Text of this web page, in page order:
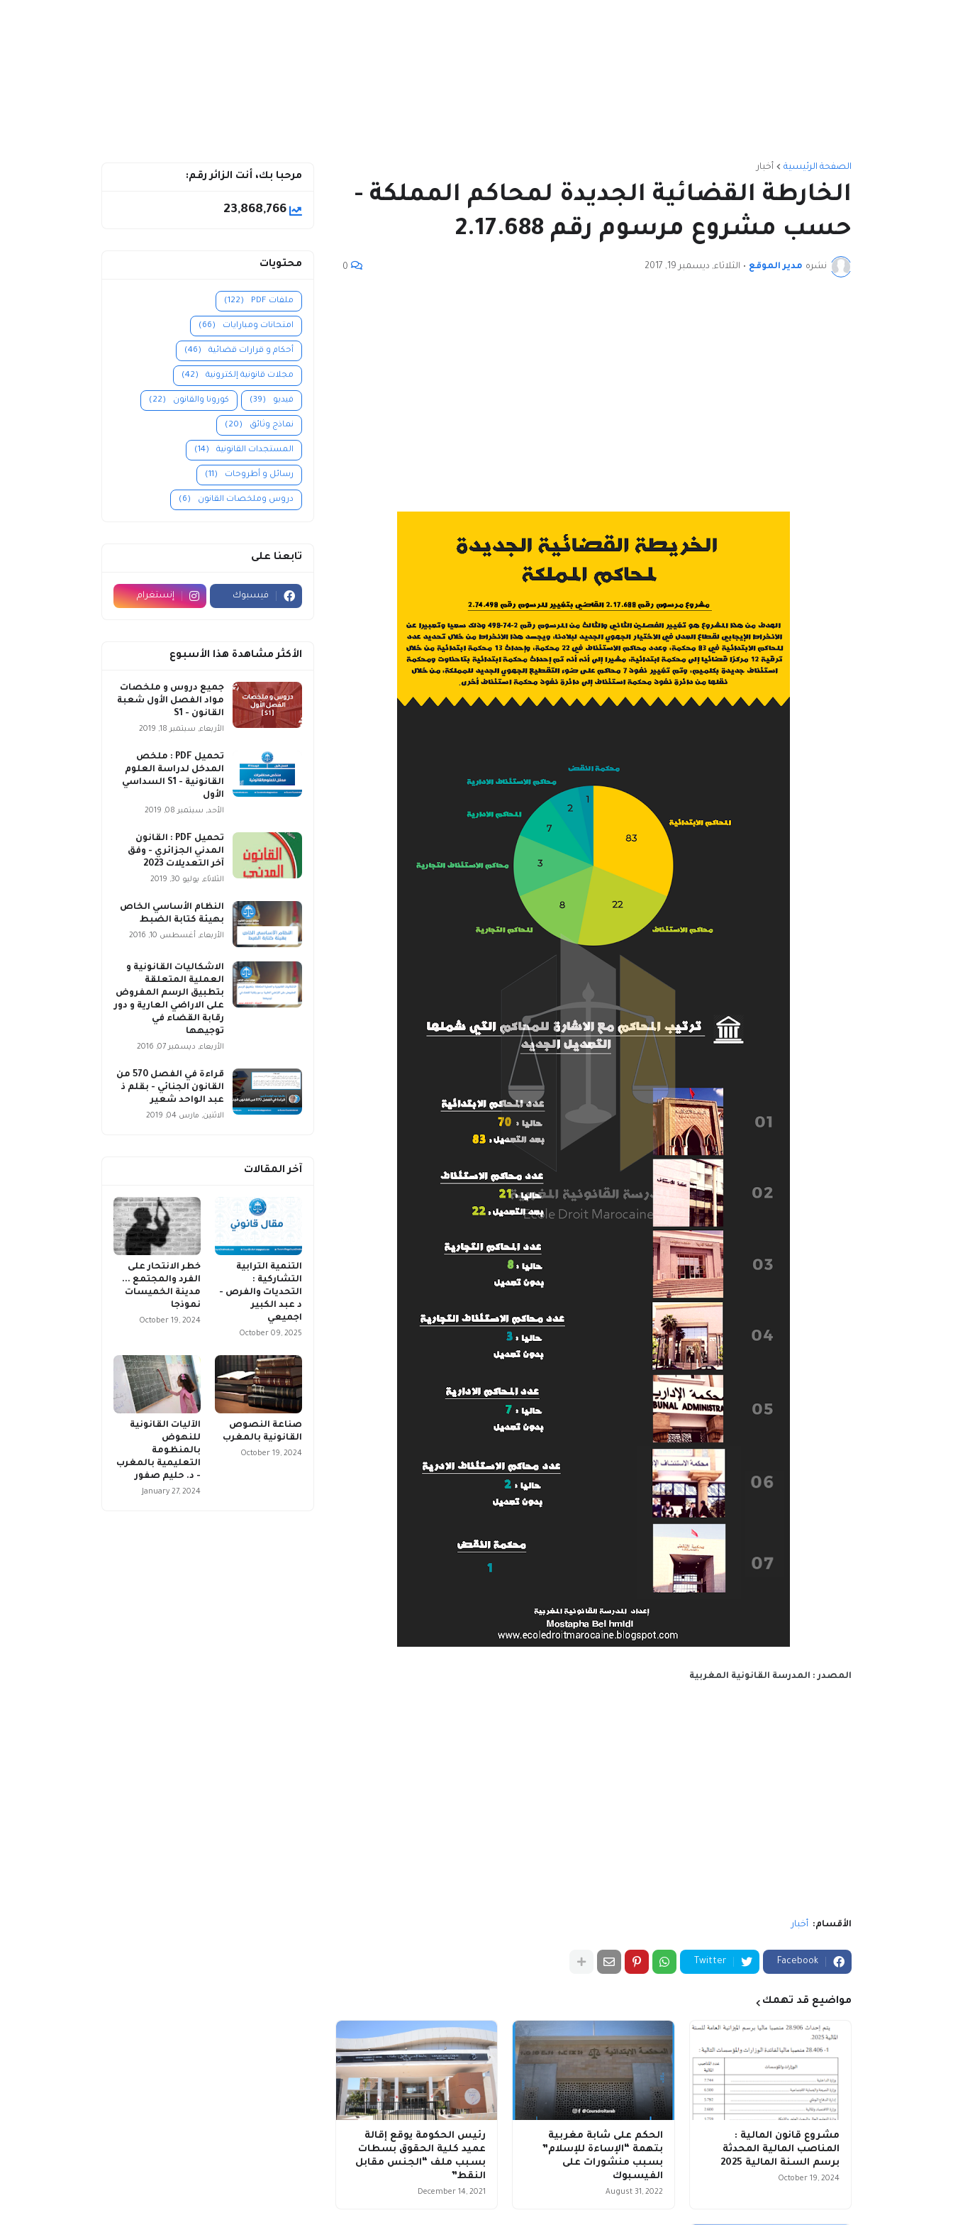
الصفحة الرئيسية أخبار
الخارطة القضائية الجديدة لمحاكم المملكة -
حسب مشروع مرسوم رقم 2.17.688
نشره مدير الموقع • الثلاثاء, ديسمبر 19, 2017 0
المصدر : المدرسة القانونية المغربية
الأقسام: أخبار
Facebook
Twitter
مواضيع قد تهمك
مشروع قانون المالية :
المناصب المالية المحدثة
برسم السنة المالية 2025
October 19, 2024
الحكم على شابة مغربية
بتهمة “الإساءة للإسلام”
بسبب منشورات على
الفيسبوك
August 31, 2022
رئيس الحكومة يوقع إقالة
عميد كلية الحقوق بسطات
بسبب ملف “الجنس مقابل
النقط”
December 14, 2021
مرحبا بك، أنت الزائر رقم:
23,868,766
محتويات
ملفات PDF (122)
امتحانات ومبارايات (66)
أحكام و قرارات قضائية (46)
مجلات قانونية إلكترونية (42)
فيديو (39) كورونا والقانون (22)
نماذج وثائق (20)
المستجدات القانونية (14)
رسائل و أطروحات (11)
دروس وملخصات القانون (6)
تابعنا على
فيسبوك إنستغرام
الأكثر مشاهدة هذا الأسبوع
جميع دروس و ملخصات
مواد الفصل الأول شعبة
القانون - S1
الأربعاء, سبتمبر 18, 2019
تحميل PDF : ملخص
المدخل لدراسة العلوم
القانونية - S1 السداسي
الأول
الأحد, سبتمبر 08, 2019
تحميل PDF : القانون
المدني الجزائري - وفق
آخر التعديلات 2023
الثلاثاء, يوليو 30, 2019
النظام الأساسي الخاص
بهيئة كتابة الضبط
الأربعاء, أغسطس 10, 2016
الاشكاليات القانونية و
العملية المتعلقة
بتطبيق الرسم المفروض
على الاراضي العارية و دور
رقابة القضاء في
توجيهها
الأربعاء, ديسمبر 07, 2016
قراءة في الفصل 570 من
القانون الجنائي - بقلم ذ
عبد الواحد شعير
الاثنين, مارس 04, 2019
آخر المقالات
التنمية الترابية
التشاركية :
التحديات والفرص -
د عبد الكبير
اجميعي
October 09, 2025
خطر الانتحار على
الفرد والمجتمع ...
مدينة الخميسات
نموذجا
October 19, 2024
صناعة النصوص
القانونية بالمغرب
October 19, 2024
الآليات القانونية
للنهوض
بالمنظومة
التعليمية بالمغرب
- د. حليم صفور
January 27, 2024